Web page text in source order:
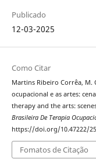
Publicado
12-03-2025
Como Citar
Martins Ribeiro Corrêa, M.
ocupacional e as artes:
therapy and the arts:
Brasileira De Terapia
https://doi.org/10.47222/
Fomatos de Citação